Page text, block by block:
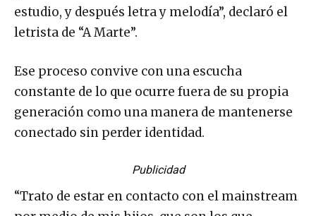
estudio, y después letra y melodía”, declaró el
letrista de “A Marte”.
Ese proceso convive con una escucha
constante de lo que ocurre fuera de su propia
generación como una manera de mantenerse
conectado sin perder identidad.
Publicidad
“Trato de estar en contacto con el mainstream